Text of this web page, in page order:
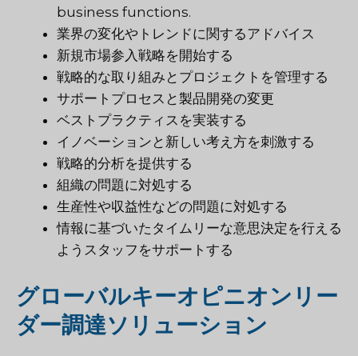
business functions.
業界の変化やトレンドに関するアドバイス
新規市場参入戦略を開始する
戦略的な取り組みとプロジェクトを管理する
サポートプロセスと製品開発の変更
ベストプラクティスを実装する
イノベーションと新しい考え方を刺激する
戦略的分析を提供する
組織の問題に対処する
生産性や収益性などの問題に対処する
情報に基づいたタイムリーな意思決定を行える
ようスタッフをサポートする
グローバルキーオピニオンリー
ダー調達ソリューション